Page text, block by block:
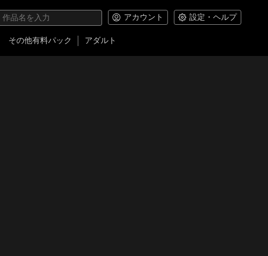
アカウント 設定・ヘルプ
その他有料パック アダルト